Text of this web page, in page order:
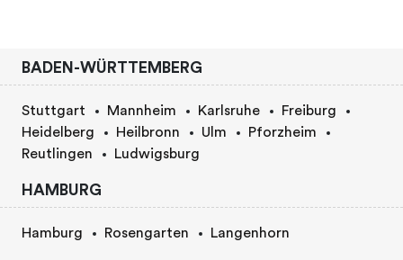
BADEN-WÜRTTEMBERG
Stuttgart Mannheim Karlsruhe
Freiburg
Heidelberg
Heilbronn Ulm
Pforzheim
Reutlingen
Ludwigsburg
HAMBURG
Hamburg Rosengarten Langenhorn